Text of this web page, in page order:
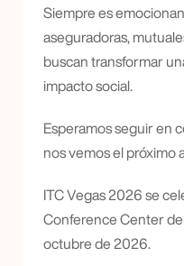
Siempre es
aseguradoras,
buscan transformar
impacto social.
Esperamos seguir en
nos vemos el próximo
ITC Vegas 2026 se
Conference Center
octubre de 2026.